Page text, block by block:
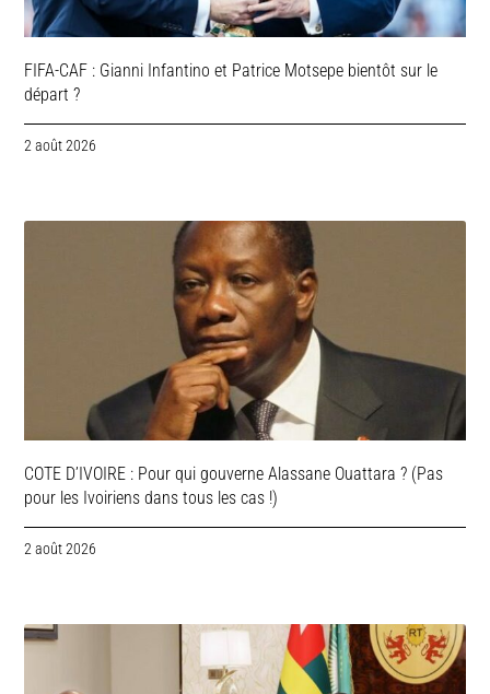
FIFA-CAF : Gianni Infantino et Patrice Motsepe bientôt sur le
départ ?
2 août 2026
COTE D’IVOIRE : Pour qui gouverne Alassane Ouattara ? (Pas
pour les Ivoiriens dans tous les cas !)
2 août 2026